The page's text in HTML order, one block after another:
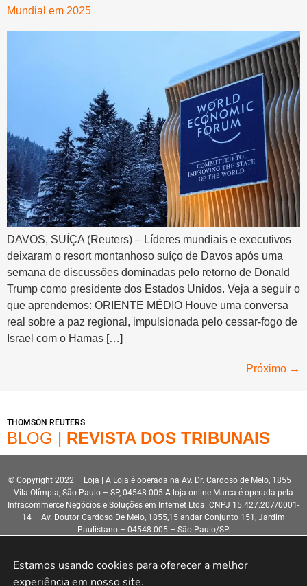
Mundial em 2025
DAVOS, SUÍÇA (Reuters) – Líderes mundiais e executivos
deixaram o resort montanhoso suíço de Davos após uma
semana de discussões dominadas pelo retorno de Donald
Trump como presidente dos Estados Unidos. Veja a seguir o
que aprendemos: ORIENTE MÉDIO Houve uma conversa
real sobre a paz regional, impulsionada pelo cessar-fogo de
Israel com o Hamas […]
Próximo →
THOMSON REUTERS
BLOG | REVISTA DOS TRIBUNAIS
© Copyright 2022 – Loja | A Loja é operada na Av. Dr. Cardoso de Melo, 1855 –
Vila Olímpia, São Paulo – SP, 04548-005.A loja online Marca é operada pela
Infracommerce Negócios e Soluções em Internet Ltda. CNPJ 15.427.207/0001-
14 – Av. Doutor Cardoso De Melo, 1855,15 andar Conjunto 151, Jardim
Paulistano – 04548-005 – São Paulo/SP.
Estamos usando cookies para oferecer a melhor
experiência em nosso site.